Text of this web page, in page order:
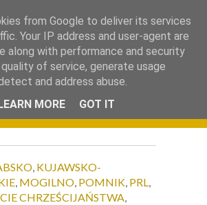
Obiektywu.
, KUJAWSKO-
, MOGILNO, POMNIK, PRL,
CHRZEŚCIJAŃSTWA,
from Google to deliver its services
Your IP address and user-agent are
along with performance and security
of service, generate usage
and address abuse.
MORE
GOT IT